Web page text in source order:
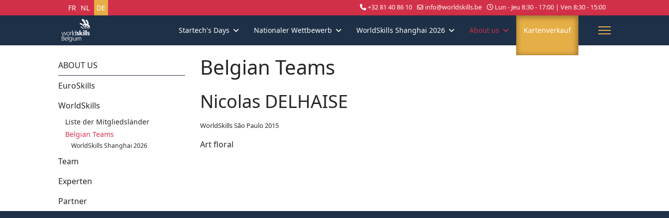
Sprache auswählen
FR NL DE +32 81 40 86 10 info@worldskills.be Lun - Jeu 8:30 - 17:00 | Ven 8:30 - 15:00
Startech's Days Nationaler Wettbewerb WorldSkills Shanghai 2026 About us Kartenverkauf
ABOUT US
EuroSkills
WorldSkills
Liste der Mitgliedsländer
Belgian Teams
WorldSkills Shanghai 2026
Team
Experten
Partner
Belgian Teams
Nicolas DELHAISE
WorldSkills São Paulo 2015
Art floral